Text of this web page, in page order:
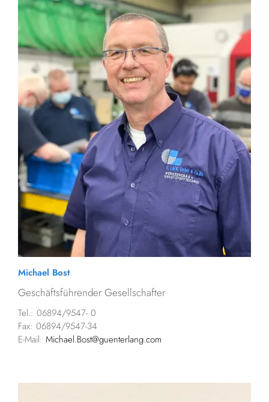
Michael Bost
Geschäftsführender Gesellschafter
Tel.: 06894/9547- 0
Fax: 06894/9547-34
E-Mail: Michael.Bost@guenterlang.com